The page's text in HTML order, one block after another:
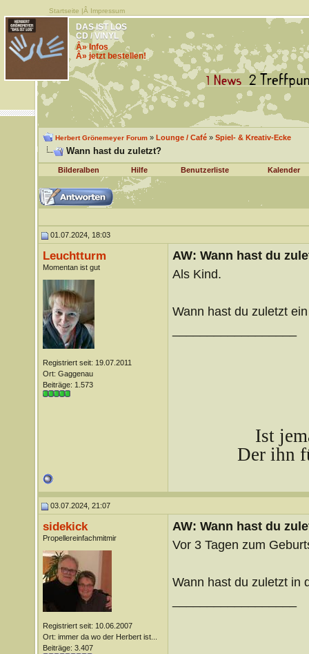
Startseite |Â Impressum
DAS IST LOS
CD / VINYL
Â» Infos
Â» jetzt bestellen!
Herbert Grönemeyer Forum» Lounge / Café» Spiel- & Kreativ-Ecke
Wann hast du zuletzt?
Bilderalben Hilfe Benutzerliste Kalender
01.07.2024, 18:03
Leuchtturm
Momentan ist gut
Registriert seit: 19.07.2011
Ort: Gaggenau
Beiträge: 1.573
AW: Wann hast du
Als Kind.
Wann hast du zuletzt
Ist
Der ihn
03.07.2024, 21:07
sidekick
Propellereinfachmitmir
Registriert seit: 10.06.2007
Ort: immer da wo der Herbert ist...
Beiträge: 3.407
AW: Wann hast du
Vor 3 Tagen zum
Wann hast du zuletzt in